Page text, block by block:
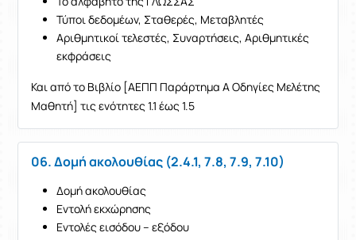
Τύποι δεδομέων, Σταθερές, Μεταβλητές
Αριθμητικοί τελεστές, Συναρτήσεις, Αριθμητικές
εκφράσεις
Και από το Βιβλίο [ΑΕΠΠ Παράρτημα Α Οδηγίες Μελέτης
Μαθητή] τις ενότητες 1.1 έως 1.5
06. Δομή ακολουθίας (2.4.1, 7.8, 7.9, 7.10)
Δομή ακολουθίας
Εντολή εκχώρησης
Εντολές εισόδου – εξόδου